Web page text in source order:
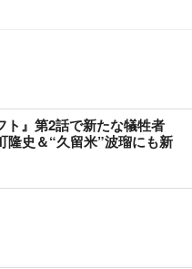
ト』第2話で新たな犠牲者
史＆“久留米”波瑠にも新